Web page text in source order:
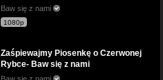
Baw się z nami
1080p
Zaśpiewajmy Piosenkę o Czerwonej
Rybce- Baw się z nami